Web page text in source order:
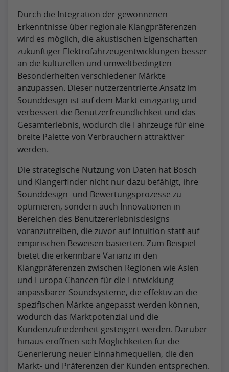
Durch die Integration der gewonnenen
Erkenntnisse über regionale Klangpräferenzen
wird es möglich, die akustischen Eigenschaften
zukünftiger Elektrofahrzeugentwicklungen besser
an die kulturellen und umweltbedingten
Besonderheiten verschiedener Märkte
anzupassen. Dieser nutzerzentrierte Ansatz im
Sounddesign ist auf dem Markt einzigartig und
verbessert die Benutzerfreundlichkeit und das
Gesamterlebnis, wodurch die Fahrzeuge für eine
breite Palette von Verbrauchern attraktiver
werden.
Die strategische Nutzung von Daten hat Bosch
und Klangerfinder nicht nur dazu befähigt, ihre
Sounddesign- und Bewertungsprozesse zu
optimieren, sondern auch Innovationen in
Bereichen des Benutzererlebnisdesigns
voranzutreiben, die zuvor auf Intuition statt auf
empirischen Beweisen basierten. Zum Beispiel
bietet die erkennbare Varianz in den
Klangpräferenzen zwischen Regionen wie Asien
und Europa Chancen für die Entwicklung
anpassbarer Soundsysteme, die effektiv an die
spezifischen Märkte angepasst werden können,
wodurch das Marktpotenzial und die
Kundenzufriedenheit gesteigert werden. Darüber
hinaus eröffnen sich Möglichkeiten für die
Generierung neuer Einnahmequellen, die den
Markt- und Präferenzen der Kunden entsprechen.